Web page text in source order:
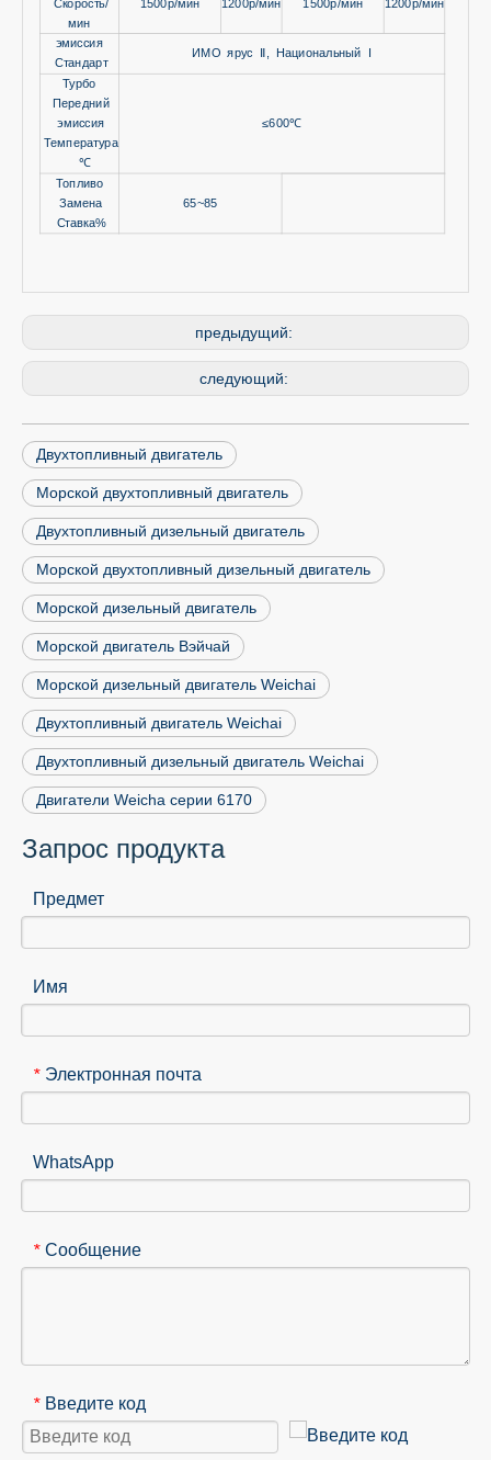
Скорость/
мин
1500р/мин 1200р/мин 1500р/мин 1200р/мин
эмиссия
Стандарт
ИМО ярус Ⅱ, Национальный I
Турбо
Передний
эмиссия
Температура
℃
≤600℃
Топливо
Замена
Ставка%
65~85
предыдущий:
следующий:
Двухтопливный двигатель
Морской двухтопливный двигатель
Двухтопливный дизельный двигатель
Морской двухтопливный дизельный двигатель
Морской дизельный двигатель
Морской двигатель Вэйчай
Морской дизельный двигатель Weichai
Двухтопливный двигатель Weichai
Двухтопливный дизельный двигатель Weichai
Двигатели Weicha серии 6170
Запрос продукта
Предмет
Имя
* Электронная почта
WhatsApp
* Сообщение
* Введите код